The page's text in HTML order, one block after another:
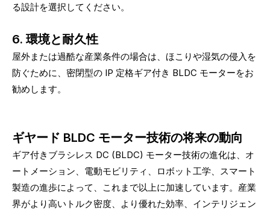
る設計を選択してください。
6. 環境と耐久性
屋外または過酷な産業条件の場合は、ほこりや湿気の侵入を
防ぐために、密閉型の IP 定格ギア付き BLDC モーターをお
勧めします。
ギヤード BLDC モーター技術の将来の動向
ギア付きブラシレス DC (BLDC) モーター技術の進化は、オ
ートメーション、電動モビリティ、ロボット工学、スマート
製造の進歩によって、これまで以上に加速しています。産業
界がより高いトルク密度、より優れた効率、インテリジェン